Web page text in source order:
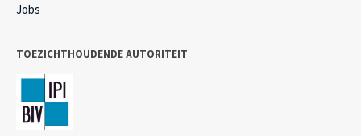
Jobs
TOEZICHTHOUDENDE AUTORITEIT